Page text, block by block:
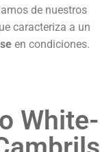
de nuestros
caracteriza a un
en condiciones.
White-